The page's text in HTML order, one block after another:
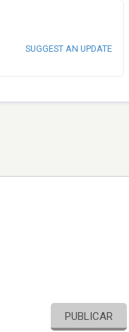
SUGGEST AN UPDATE
PUBLICAR